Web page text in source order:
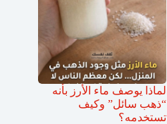
لماذا يوصف ماء الأرز بأنه
“ذهب سائل” وكيف
تستخدمه؟